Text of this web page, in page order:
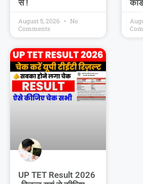
से !
August 5, 2026
No
Comments
UP TET Result 2026